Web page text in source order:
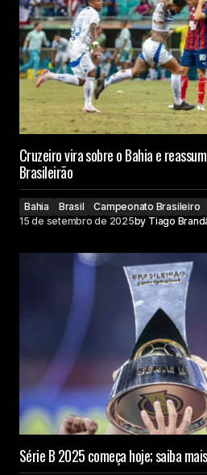
Cruzeiro vira sobre o Bahia e
Brasileirão
Bahia Brasil Campeonato Brasileiro
15 de setembro de 2025by Tiago
Série B 2025 começa hoje; saiba mais